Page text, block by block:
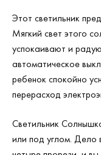
Этот светильник
Мягкий свет этого
успокаивают и
автоматическое
ребенок спокойно
перерасход
Светильник
или под углом. Дело